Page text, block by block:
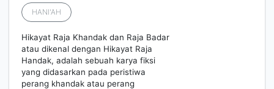
HANI'AH
Hikayat Raja Khandak dan Raja Badar
atau dikenal dengan Hikayat Raja
Handak, adalah sebuah karya fiksi
yang didasarkan pada peristiwa
perang khandak atau perang